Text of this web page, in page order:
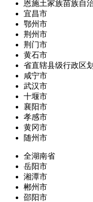
恩施土家族苗族自
宜昌市
鄂州市
荆州市
荆门市
黄石市
省直辖县级行政区划
咸宁市
武汉市
十堰市
襄阳市
孝感市
黄冈市
随州市
全湖南省
岳阳市
湘潭市
郴州市
邵阳市